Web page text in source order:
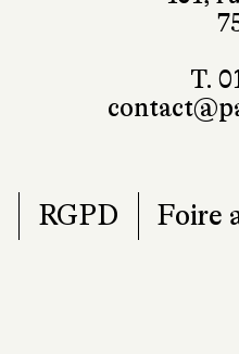
T.
RGPD Foire